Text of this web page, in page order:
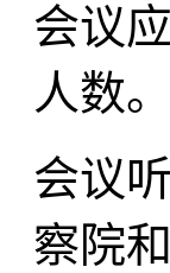
会议
人数。
会议
察院